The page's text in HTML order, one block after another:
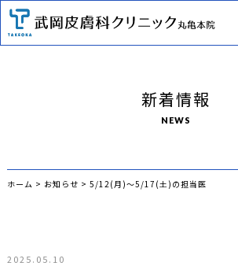
新着情報
NEWS
ホーム > お知らせ > 5/12(月)〜5/17(土)の担当医
2025.05.10